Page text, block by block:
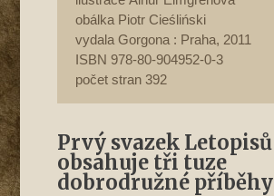
obálka Piotr Cieśliński
vydala Gorgona : Praha, 2011
ISBN 978-80-904952-0-3
počet stran 392
Prvý svazek Letopisů
obsahuje tři tuze
dobrodružné příběhy